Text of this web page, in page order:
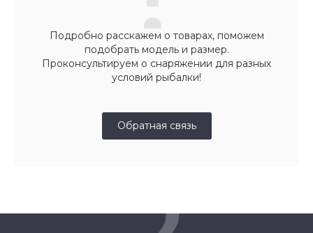
Подробно расскажем о товарах, поможем
подобрать модель и размер.
Проконсультируем о снаряжении для разных
условий рыбалки!
Обратная связь